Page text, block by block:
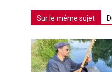
Sur le même sujet